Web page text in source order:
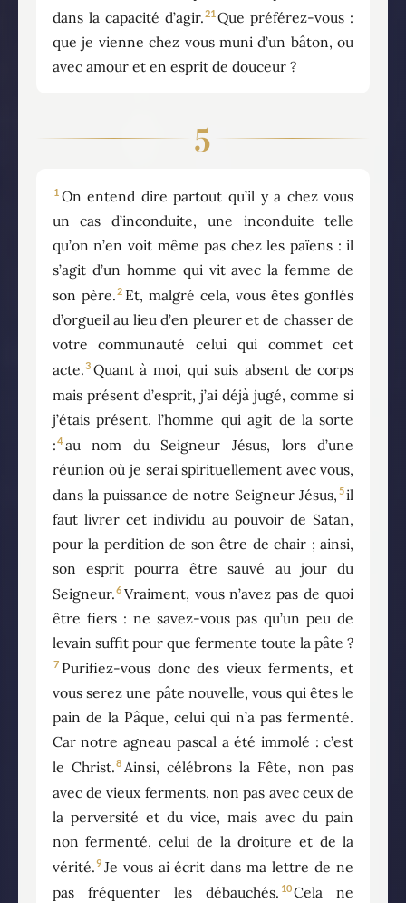
dans la capacité d’agir.21 Que préférez-vous :
que je vienne chez vous muni d’un bâton, ou
avec amour et en esprit de douceur ?
5
1 On entend dire partout qu’il y a chez vous
un cas d’inconduite, une inconduite telle
qu’on n’en voit même pas chez les païens : il
s’agit d’un homme qui vit avec la femme de
son père.2 Et, malgré cela, vous êtes gonflés
d’orgueil au lieu d’en pleurer et de chasser de
votre communauté celui qui commet cet
acte.3 Quant à moi, qui suis absent de corps
mais présent d’esprit, j’ai déjà jugé, comme si
j’étais présent, l’homme qui agit de la sorte
:4 au nom du Seigneur Jésus, lors d’une
réunion où je serai spirituellement avec vous,
dans la puissance de notre Seigneur Jésus, 5il
faut livrer cet individu au pouvoir de Satan,
pour la perdition de son être de chair ; ainsi,
son esprit pourra être sauvé au jour du
Seigneur.6 Vraiment, vous n’avez pas de quoi
être fiers : ne savez-vous pas qu’un peu de
levain suffit pour que fermente toute la pâte ?
7 Purifiez-vous donc des vieux ferments, et
vous serez une pâte nouvelle, vous qui êtes le
pain de la Pâque, celui qui n’a pas fermenté.
Car notre agneau pascal a été immolé : c’est
le Christ.8 Ainsi, célébrons la Fête, non pas
avec de vieux ferments, non pas avec ceux de
la perversité et du vice, mais avec du pain
non fermenté, celui de la droiture et de la
vérité.9 Je vous ai écrit dans ma lettre de ne
pas fréquenter les débauchés. 10Cela ne